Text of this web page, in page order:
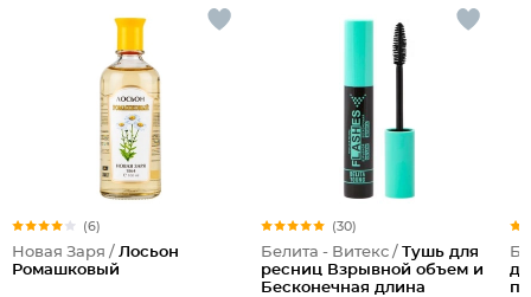
(6)
Новая Заря / Лосьон
Ромашковый
(30)
Белита - Витекс / Тушь для
ресниц Взрывной объем и
Бесконечная длина